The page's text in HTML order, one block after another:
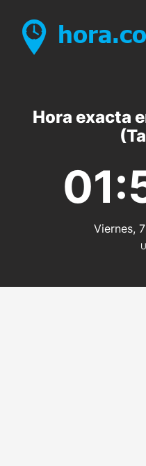
Hora exacta
Viernes,